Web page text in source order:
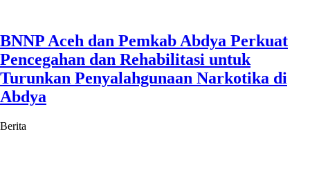
BNNP Aceh dan Pemkab Abdya Perkuat
Pencegahan dan Rehabilitasi untuk
Turunkan Penyalahgunaan Narkotika di
Abdya
Berita